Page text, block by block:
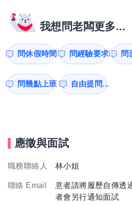
我想問老闆更多...
問休假時間 問經驗要求 問
問幾點上班 自由提問...
應徵與面試
職務聯絡人 林小姐
聯絡 Email
意者請將履歷自傳透
者會另行通知面試